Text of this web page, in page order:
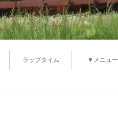
ラップタイム ▼メニュー